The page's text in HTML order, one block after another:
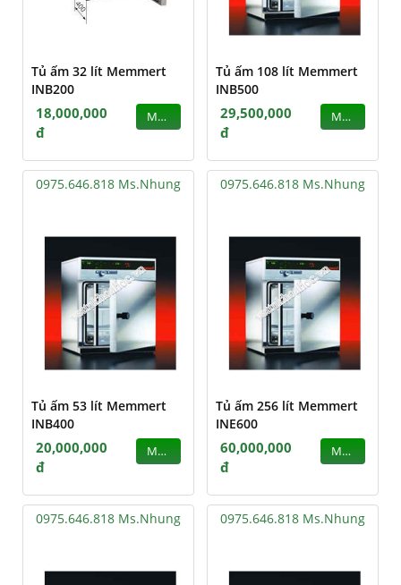
Tủ ấm 32 lít Memmert
INB200
18,000,000
đ
MUA
Tủ ấm 108 lít Memmert
INB500
29,500,000
đ
MUA
0975.646.818 Ms.Nhung
Tủ ấm 53 lít Memmert
INB400
20,000,000
đ
MUA
0975.646.818 Ms.Nhung
Tủ ấm 256 lít Memmert
INE600
60,000,000
đ
MUA
0975.646.818 Ms.Nhung 0975.646.818 Ms.Nhung